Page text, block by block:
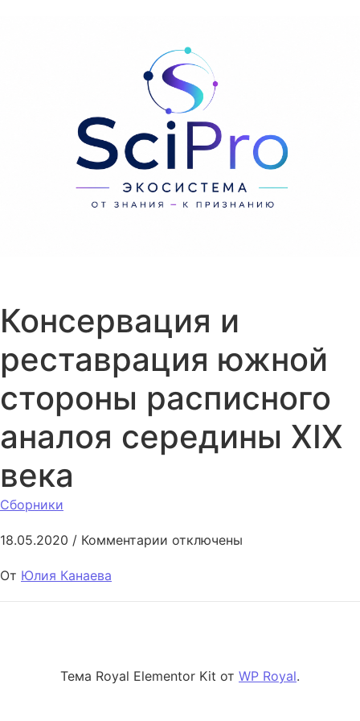
Консервация и
реставрация южной
стороны расписного
аналоя середины XIX
века
Сборники
18.05.2020 / Комментарии к записи Консервация и
отключены
От Юлия Канаева
Тема Royal Elementor Kit от WP Royal.